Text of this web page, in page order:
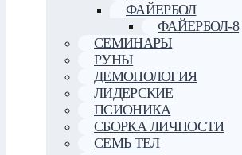
ФАЙЕРБОЛ
ФАЙЕРБОЛ-8
СЕМИНАРЫ
РУНЫ
ДЕМОНОЛОГИЯ
ЛИДЕРСКИЕ
ПСИОНИКА
СБОРКА ЛИЧНОСТИ
СЕМЬ ТЕЛ